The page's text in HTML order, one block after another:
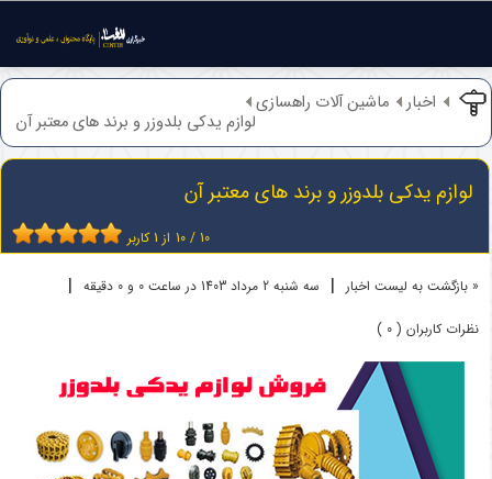
اخبار ماشین آلات راهسازی
لوازم یدکی بلدوزر و برند های معتبر آن
لوازم یدکی بلدوزر و برند های معتبر آن
10 / 10 از 1کاربر
« بازگشت به لیست اخبار | سه شنبه 2 مرداد 1403 در ساعت 0 و 0 دقیقه |
نظرات کاربران ( 0 )